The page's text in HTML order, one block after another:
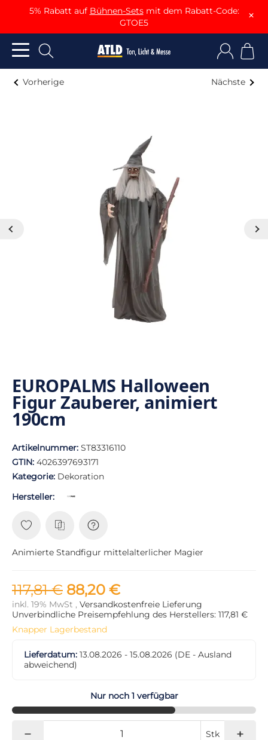
5% Rabatt auf Bühnen-Setsmit dem Rabatt-Code:
GTOE5
×
Vorherige Nächste
EUROPALMS Halloween
Figur Zauberer, animiert
190cm
Artikelnummer: ST83316110
GTIN: 4026397693171
Kategorie: Dekoration
Hersteller:
Animierte Standfigur mittelalterlicher Magier
117,81 € 88,20 €
inkl. 19% MwSt , Versandkostenfreie Lieferung
Unverbindliche Preisempfehlung des Herstellers: 117,81 €
Knapper Lagerbestand
Lieferdatum: 13.08.2026 - 15.08.2026 (DE - Ausland
abweichend)
Nur noch 1 verfügbar
Stk